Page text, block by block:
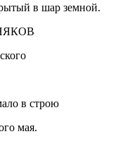
в шар земной.
в строю
мая.